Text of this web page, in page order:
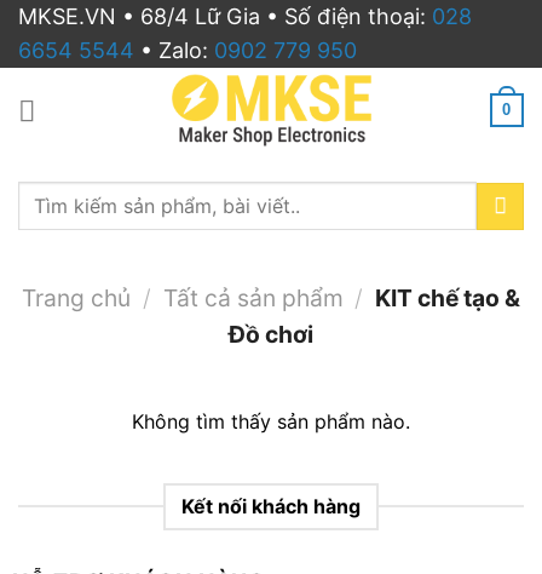
Bỏ
qua
nội
dung
MKSE.VN • 68/4 Lữ Gia • Số điện thoại: 028
6654 5544 • Zalo: 0902 779 950
0
Search
Trang chủ / Tất cả sản phẩm / KIT chế tạo &
Đồ chơi
Không tìm thấy sản phẩm nào.
Kết nối khách hàng